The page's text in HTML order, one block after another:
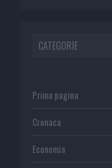
CATEGORIE
Prima pagina
Cronaca
Economia